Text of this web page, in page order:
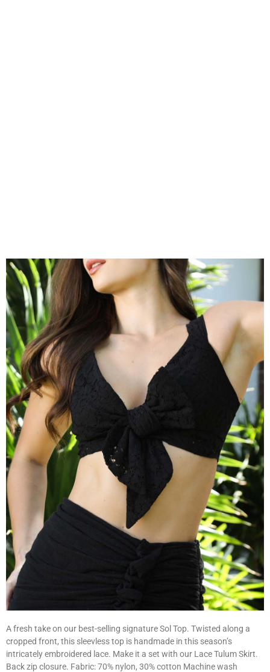
A fresh take on our best-selling signature Sol Top. Twisted along a
cropped front, this sleevless top is handmade in this season’s
intricately embroidered lace. Make it a set with our Lace Tulum Skirt.
Back zip closure. Fabric: 70% nylon, 30% cotton Machine wash